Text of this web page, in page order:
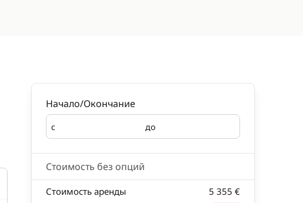
Начало/Окончание
с
Начало до
Окончание
Стоимость без опций
Стоимость аренды 5 355 €